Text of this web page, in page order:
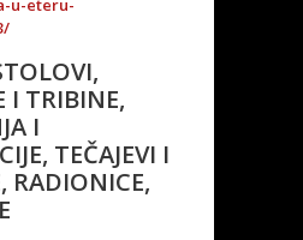
I TRIBINE,
I
TEČAJEVI I
RADIONICE,